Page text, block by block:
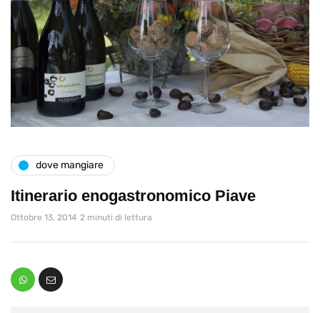
dove mangiare
Itinerario enogastronomico Piave
Ottobre 13, 2014 2 minuti di lettura